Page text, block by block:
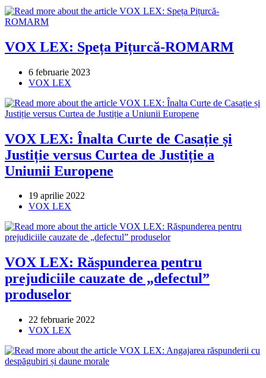
VOX LEX: Speța Pițurcă-ROMARM
Post
published:
6 februarie 2023
Post
VOX LEX
VOX LEX: Înalta Curte de Casație și
Justiție versus Curtea de Justiție a
Uniunii Europene
Post
published:
19 aprilie 2022
Post
VOX LEX
VOX LEX: Răspunderea pentru
prejudiciile cauzate de „defectul”
produselor
Post
published:
22 februarie 2022
Post
VOX LEX